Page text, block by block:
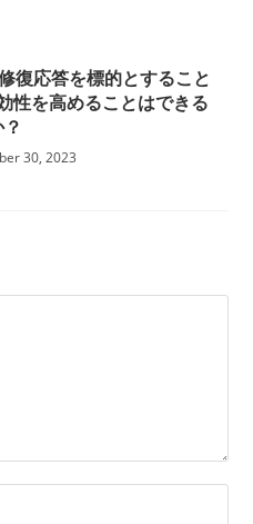
復応答を標的とすること
性を高めることはできる
30, 2023